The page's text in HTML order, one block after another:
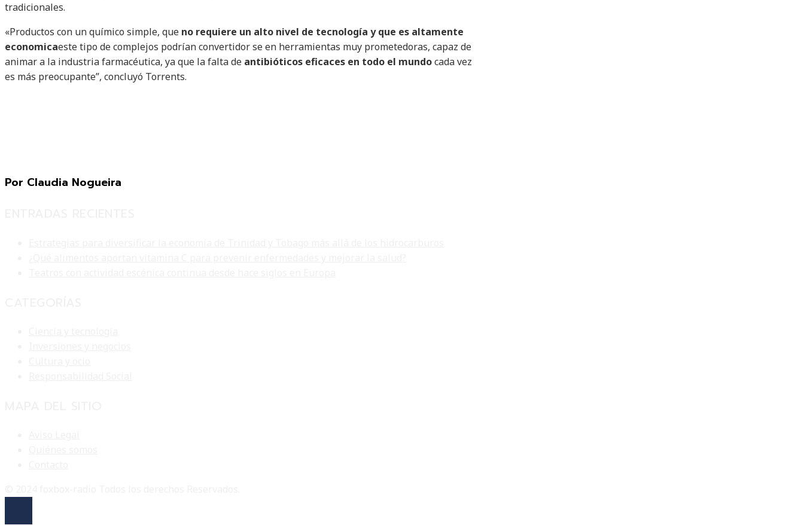
tradicionales.
«Productos con un químico simple, que no requiere un alto nivel de tecnología y que es altamente
economicaeste tipo de complejos podrían convertidor se en herramientas muy prometedoras, capaz de
animar a la industria farmacéutica, ya que la falta de antibióticos eficaces en todo el mundocada vez
es más preocupante”, concluyó Torrents.
Por Claudia Nogueira